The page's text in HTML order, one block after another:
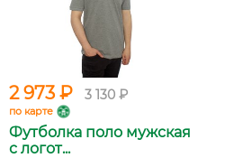
2 973 ₽ 3 130 ₽
по карте
Футболка поло мужская
с логот...